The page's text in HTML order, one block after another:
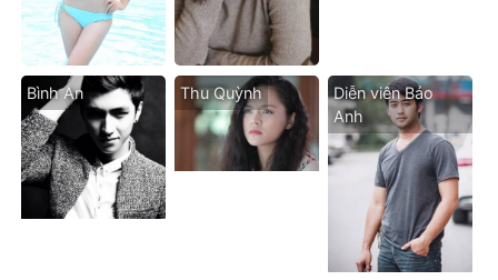
Bình An Thu Quỳnh
Diễn viên Bảo
Anh